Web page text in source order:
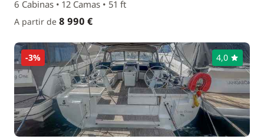
6 Cabinas • 12 Camas • 51 ft
A partir de 8 990 €
-3% 4,0